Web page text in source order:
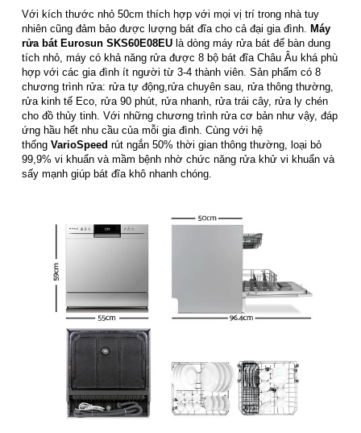
Với kích thước nhỏ 50cm thích hợp với mọi vị trí trong nhà tuy
nhiên cũng đảm bảo được lượng bát đĩa cho cả đại gia đình. Máy
rửa bát Eurosun SKS60E08EU là dòng máy rửa bát để bàn dung
tích nhỏ, máy có khả năng rửa được 8 bộ bát đĩa Châu Âu khá phù
hợp với các gia đình ít người từ 3-4 thành viên. Sản phẩm có 8
chương trình rửa: rửa tự động,rửa chuyên sau, rửa thông thường,
rửa kinh tế Eco, rửa 90 phút, rửa nhanh, rửa trái cây, rửa ly chén
cho đồ thủy tinh. Với những chương trình rửa cơ bản như vậy, đáp
ứng hầu hết nhu cầu của mỗi gia đình. Cùng với hệ
thống VarioSpeed rút ngắn 50% thời gian thông thường, loại bỏ
99,9% vi khuẩn và mầm bệnh nhờ chức năng rửa khử vi khuẩn và
sấy mạnh giúp bát đĩa khô nhanh chóng.